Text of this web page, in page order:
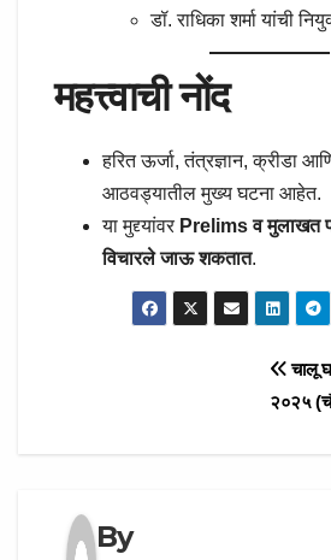
डॉ. राधिका शर्मा यांची
महत्त्वाची नोंद
हरित ऊर्जा, तंत्रज्ञान, क्रीडा
आठवड्यातील मुख्य घटना आहेत.
या मुद्द्यांवर Prelims व मुलाखत
विचारले जाऊ शकतात.
चालू
२०२५
By